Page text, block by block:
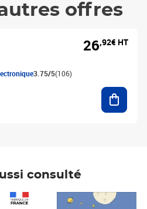
offres
3.75/5(106)
26,92€ HT
consulté
Prix 6,25€ HT